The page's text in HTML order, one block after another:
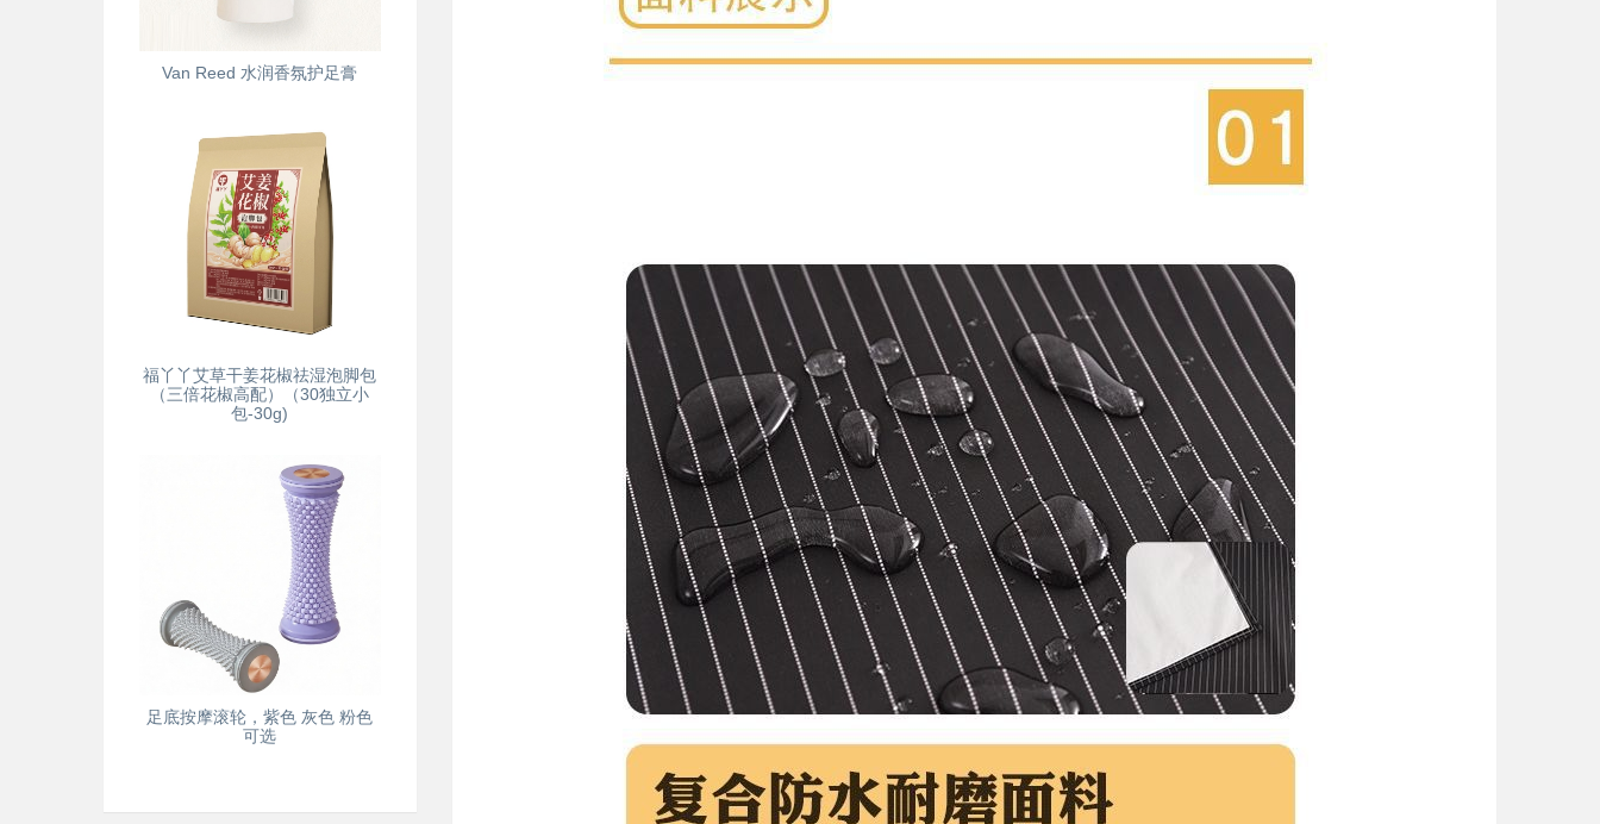
Van Reed 水润香氛护足膏
福丫丫艾草干姜花椒祛湿泡脚包
（三倍花椒高配）（30独立小
包-30g)
足底按摩滚轮，紫色 灰色 粉色
可选